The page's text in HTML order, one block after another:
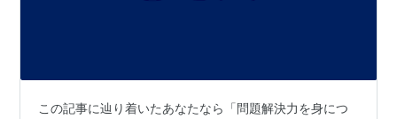
この記事に辿り着いたあなたなら「問題解決力を身につ